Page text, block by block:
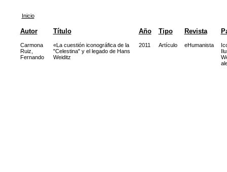
Inicio
Autor Título Año Tipo Revista
Carmona
Ruiz,
Fernando
«La cuestión iconográfica de la
"Celestina" y el legado de Hans
Weiditz
2011 Artículo eHumanista